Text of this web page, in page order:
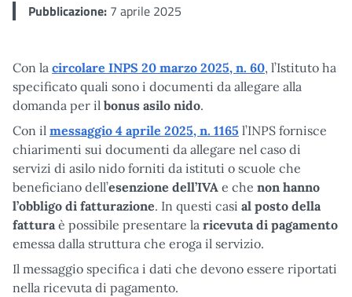
Pubblicazione: 7 aprile 2025
Con la circolare INPS 20 marzo 2025, n. 60, l’Istituto ha
specificato quali sono i documenti da allegare alla
domanda per il bonus asilo nido.
Con il messaggio 4 aprile 2025, n. 1165 l’INPS fornisce
chiarimenti sui documenti da allegare nel caso di
servizi di asilo nido forniti da istituti o scuole che
beneficiano dell’esenzione dell’IVA e che non hanno
l’obbligo di fatturazione. In questi casi al posto della
fattura è possibile presentare la ricevuta di pagamento
emessa dalla struttura che eroga il servizio.
Il messaggio specifica i dati che devono essere riportati
nella ricevuta di pagamento.